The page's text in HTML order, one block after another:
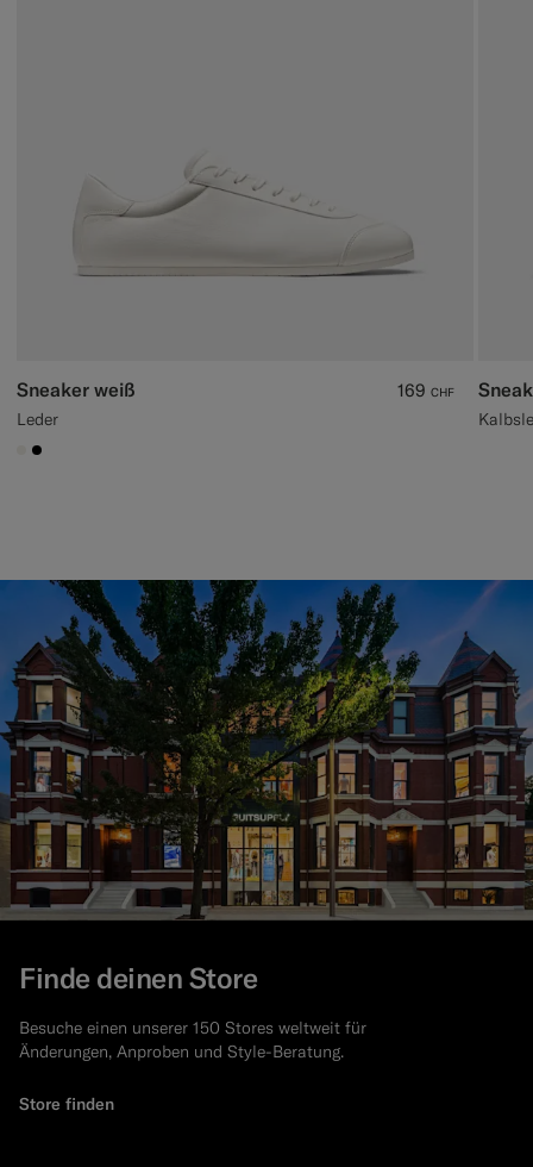
Sneaker weiß
Leder
169 CHF
#F1EFE8
#000000
Finde deinen Store
Besuche einen unserer 150 Stores weltweit für
Änderungen, Anproben und Style-Beratung.
Store finden